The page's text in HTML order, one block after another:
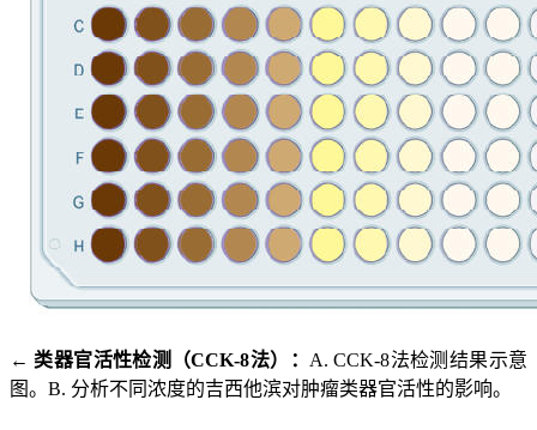
← 类器官活性检测（CCK-8法）： A. CCK-8法检测结果示意
图。B. 分析不同浓度的吉西他滨对肿瘤类器官活性的影响。